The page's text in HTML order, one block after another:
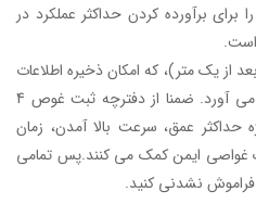
برآورده کردن حداکثر عملکرد در
از یک متر)، که امکان ذخیره اطلاعات
مربوط به غوص را برای شما فراهم می آورد. ضمنا از دفترچه ثبت غوص 4
حداکثر عمق، سرعت بالا آمدن، زمان
ایمن کمک می کنند.پس تمامی
نشدنی کنید.